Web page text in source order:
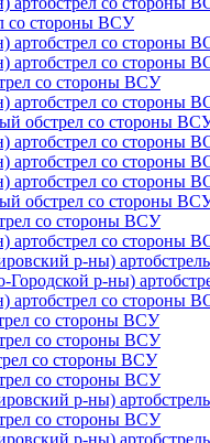
со стороны ВСУ
артобстрел со стороны
артобстрел со стороны
со стороны ВСУ
артобстрел со стороны
обстрел со стороны
артобстрел со стороны
артобстрел со стороны
артобстрел со стороны
обстрел со стороны
со стороны ВСУ
артобстрел со стороны
р-ны)
Городской р-ны)
артобстрел со стороны
со стороны ВСУ
со стороны ВСУ
со стороны ВСУ
со стороны ВСУ
р-ны)
со стороны ВСУ
р-ны)